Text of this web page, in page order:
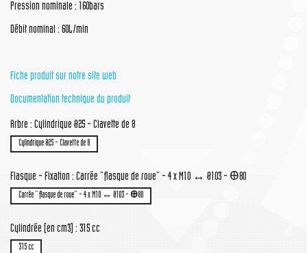
Pression nominale : 160bars
Débit nominal : 60L/min
Fiche produit sur notre site web
Documentation technique du produit
Arbre : Cylindrique Ø25 - Clavette de 8
Cylindrique Ø25 - Clavette de 8
Flasque - Fixation : Carrée "flasque de roue" - 4 x M10 ↔ Ø103 - Ꚛ80
Carrée "flasque de roue" - 4 x M10 ↔ Ø103 - Ꚛ80
Cylindrée (en cm3) : 315 cc
315 cc